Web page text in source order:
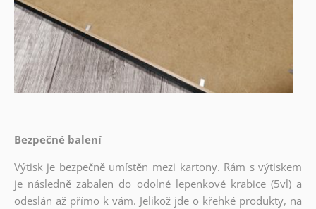
Bezpečné balení
Výtisk je bezpečně umístěn mezi kartony. Rám s výtiskem
je následně zabalen do odolné lepenkové krabice (5vl) a
odeslán až přímo k vám. Jelikož jde o křehké produkty, na